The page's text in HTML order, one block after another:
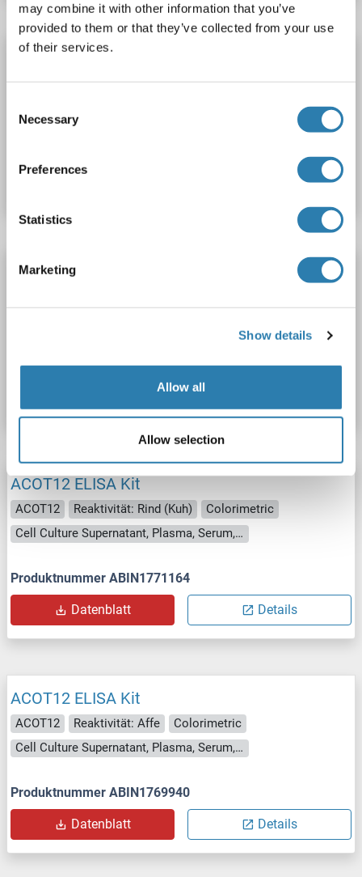
may combine it with other information that you’ve
provided to them or that they’ve collected from your use
of their services.
Selection
Necessary
Preferences
Statistics
Marketing
Show details
Allow all
Allow selection
ACOT12 ELISA Kit
ACOT12 Reaktivität: Kaninchen
Colorimetric
ACOT12 ELISA Kit
Produktnummer ABIN1751260
ACOT12 ELISA Kit
ACOT12 Reaktivität: Rind (Kuh)
Colorimetric
Cell Culture Supernatant, Plasma, Serum, Tissue Homogenate
Produktnummer ABIN1771164
Datenblatt Details
ACOT12 ELISA Kit
ACOT12 Reaktivität: Affe
Colorimetric
Cell Culture Supernatant, Plasma, Serum, Tissue Homogenate
Produktnummer ABIN1769940
Datenblatt Details